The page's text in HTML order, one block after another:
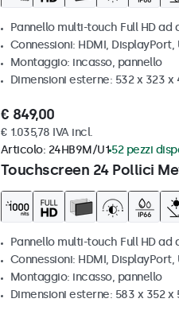
Pannello multi-touch Full HD ad
Connessioni: HDMI, DisplayPort,
Montaggio: incasso, pannello
Dimensioni esterne: 532 x 323 x
€ 849,00
€ 1.035,78 IVA incl.
Touchscreen 24 Pollici
Articolo: 24HB9M/U1 52 pezzi
Pannello multi-touch Full HD ad
Connessioni: HDMI, DisplayPort,
Montaggio: incasso, pannello
Dimensioni esterne: 583 x 352 x